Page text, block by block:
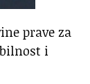
prave za
i